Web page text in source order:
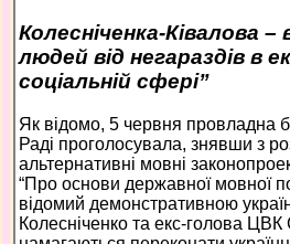
Колесніченка-Ківалова –
людей від негараздів в
соціальній сфері”
Як відомо, 5 червня провладна
Раді проголосувала, знявши з
альтернативні мовні
“Про основи державної мовної
відомий демонстративною
Колесніченко та екс-голова ЦВК